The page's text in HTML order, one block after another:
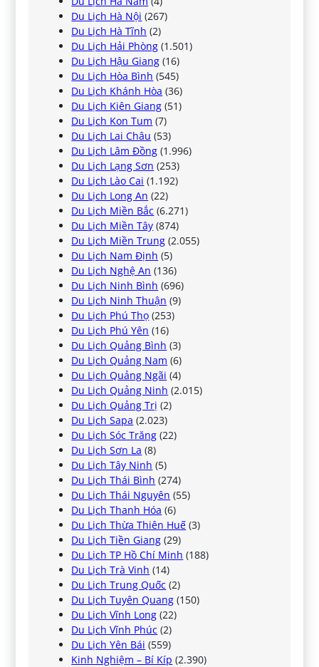
Du Lịch Hà Nội (267)
Du Lịch Hà Tĩnh (2)
Du Lịch Hải Phòng (1.501)
Du Lịch Hậu Giang (16)
Du Lịch Hòa Bình (545)
Du Lịch Khánh Hòa (36)
Du Lịch Kiên Giang (51)
Du Lịch Kon Tum (7)
Du Lịch Lai Châu (53)
Du Lịch Lâm Đồng (1.996)
Du Lịch Lạng Sơn (253)
Du Lịch Lào Cai (1.192)
Du Lịch Long An (22)
Du Lịch Miền Bắc (6.271)
Du Lịch Miền Tây (874)
Du Lịch Miền Trung (2.055)
Du Lịch Nam Định (5)
Du Lịch Nghệ An (136)
Du Lịch Ninh Bình (696)
Du Lịch Ninh Thuận (9)
Du Lịch Phú Thọ (253)
Du Lịch Phú Yên (16)
Du Lịch Quảng Bình (3)
Du Lịch Quảng Nam (6)
Du Lịch Quảng Ngãi (4)
Du Lịch Quảng Ninh (2.015)
Du Lịch Quảng Trị (2)
Du Lịch Sapa (2.023)
Du Lịch Sóc Trăng (22)
Du Lịch Sơn La (8)
Du Lịch Tây Ninh (5)
Du Lịch Thái Bình (274)
Du Lịch Thái Nguyên (55)
Du Lịch Thanh Hóa (6)
Du Lịch Thừa Thiên Huế (3)
Du Lịch Tiền Giang (29)
Du Lịch TP Hồ Chí Minh (188)
Du Lịch Trà Vinh (14)
Du Lịch Trung Quốc (2)
Du Lịch Tuyên Quang (150)
Du Lịch Vĩnh Long (22)
Du Lịch Vĩnh Phúc (2)
Du Lịch Yên Bái (559)
Kinh Nghiệm – Bí Kíp (2.390)